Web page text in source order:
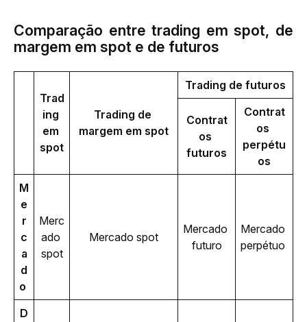
Comparação entre trading em spot, de
margem em spot e de futuros
Trad
ing
em
spot
Trading de
margem em spot
Trading de futuros
Contrat
os
futuros
Contrat
os
perpétu
os
M
e
r
c
a
d
o
Merc
ado
spot
Mercado spot
Mercado
futuro
Mercado
perpétuo
D